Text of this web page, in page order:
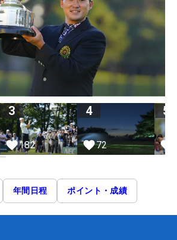
3
182
4
72
5
年間日程 ポイント・成績